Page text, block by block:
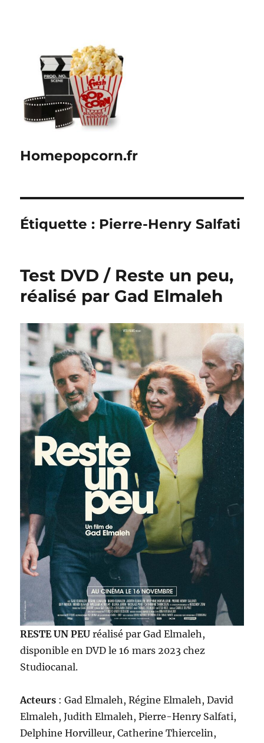
Homepopcorn.fr
Étiquette : Pierre-Henry Salfati
Test DVD / Reste un peu,
réalisé par Gad Elmaleh
RESTE UN PEUréalisé par Gad Elmaleh,
disponible en DVD le 16 mars 2023 chez
Studiocanal.
Acteurs : Gad Elmaleh, Régine Elmaleh, David
Elmaleh, Judith Elmaleh, Pierre-Henry Salfati,
Delphine Horvilleur, Catherine Thiercelin,